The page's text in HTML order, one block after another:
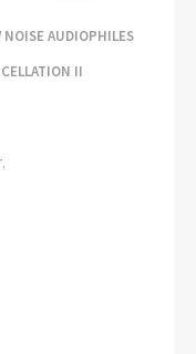
NOISE AUDIOPHILES
II